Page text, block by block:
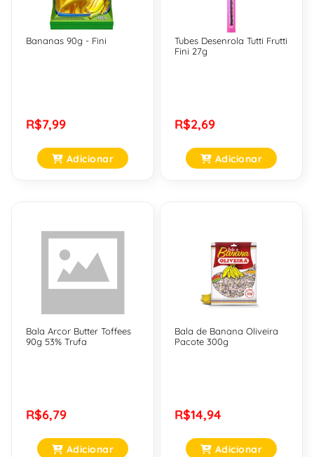
Bananas 90g - Fini
R$7,99
Adicionar
Tubes Desenrola Tutti Frutti
Fini 27g
R$2,69
Adicionar
Bala Arcor Butter Toffees
90g 53% Trufa
R$6,79
Adicionar
Bala de Banana Oliveira
Pacote 300g
R$14,94
Adicionar